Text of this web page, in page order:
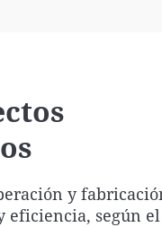
y
eficiencia, según el